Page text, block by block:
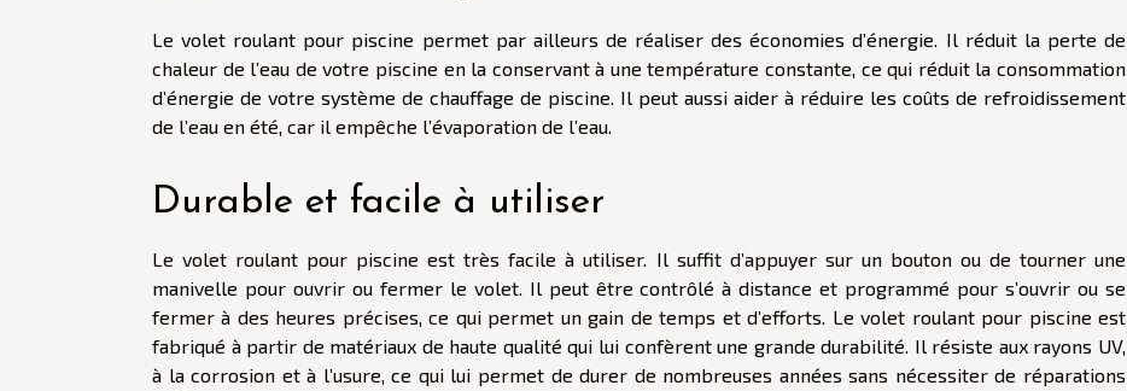
Le volet roulant pour piscine permet par ailleurs de réaliser des économies d’énergie. Il réduit la perte de
chaleur de l’eau de votre piscine en la conservant à une température constante, ce qui réduit la consommation
d’énergie de votre système de chauffage de piscine. Il peut aussi aider à réduire les coûts de refroidissement
de l’eau en été, car il empêche l’évaporation de l’eau.
Durable et facile à utiliser
Le volet roulant pour piscine est très facile à utiliser. Il suffit d’appuyer sur un bouton ou de tourner une
manivelle pour ouvrir ou fermer le volet. Il peut être contrôlé à distance et programmé pour s’ouvrir ou se
fermer à des heures précises, ce qui permet un gain de temps et d’efforts. Le volet roulant pour piscine est
fabriqué à partir de matériaux de haute qualité qui lui confèrent une grande durabilité. Il résiste aux rayons UV,
à la corrosion et à l’usure, ce qui lui permet de durer de nombreuses années sans nécessiter de réparations